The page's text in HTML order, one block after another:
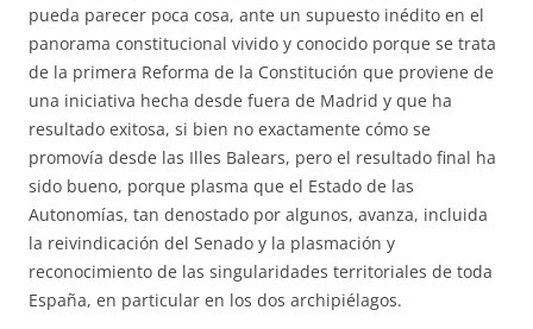
pueda parecer poca cosa, ante un supuesto inédito en el
panorama constitucional vivido y conocido porque se trata
de la primera Reforma de la Constitución que proviene de
una iniciativa hecha desde fuera de Madrid y que ha
resultado exitosa, si bien no exactamente cómo se
promovía desde las Illes Balears, pero el resultado final ha
sido bueno, porque plasma que el Estado de las
Autonomías, tan denostado por algunos, avanza, incluida
la reivindicación del Senado y la plasmación y
reconocimiento de las singularidades territoriales de toda
España, en particular en los dos archipiélagos.